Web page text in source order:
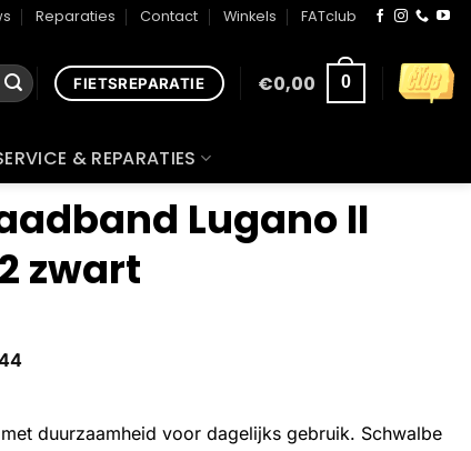
Reparaties Contact Winkels FATclub
FIETSREPARATIE €0,00 0
& REPARATIES
Lugano II
zwart
duurzaamheid voor dagelijks gebruik. Schwalbe